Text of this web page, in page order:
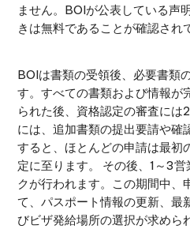
ません。BOIが公表している声
きは無料であることが確認され
BOIは書類の受領後、必要書類
す。すべての書類および情報が
られた後、資格認定の審査に
には、追加書類の提出要請や確
すると、ほとんどの申請は最初
定に至ります。 その後、1～3
クが行われます。この期間中、
て、パスポート情報の更新、最
びビザ発給場所の選択が求めら